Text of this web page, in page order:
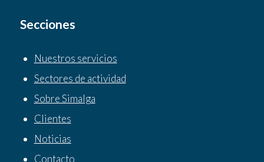
Secciones
Nuestros servicios
Sectores de actividad
Sobre Simalga
Clientes
Noticias
Contacto